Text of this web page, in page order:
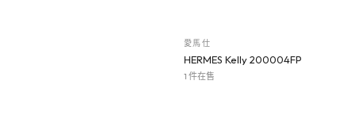
愛馬仕
HERMES Kelly 200004FP
1 件在售